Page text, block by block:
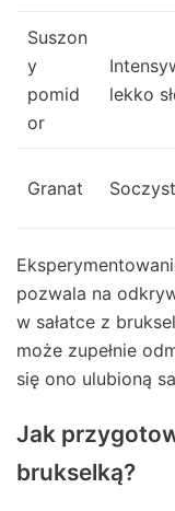
Suszon
y
pomid
or
lekko
Granat
pozwala na
w sałatce z
może zupełnie
się ono ulubioną
Jak
brukselką?